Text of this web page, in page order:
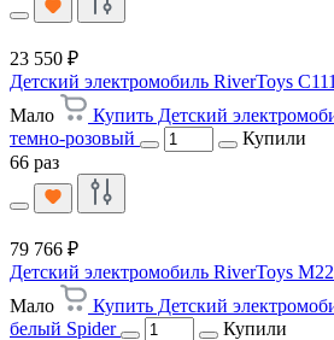
23 550 ₽
Детский электромобиль RiverToys
Мало
Купить Детский
темно-розовый
Купили
66 раз
79 766 ₽
Детский электромобиль RiverToys
Мало
Купить Детский
белый Spider
Купили